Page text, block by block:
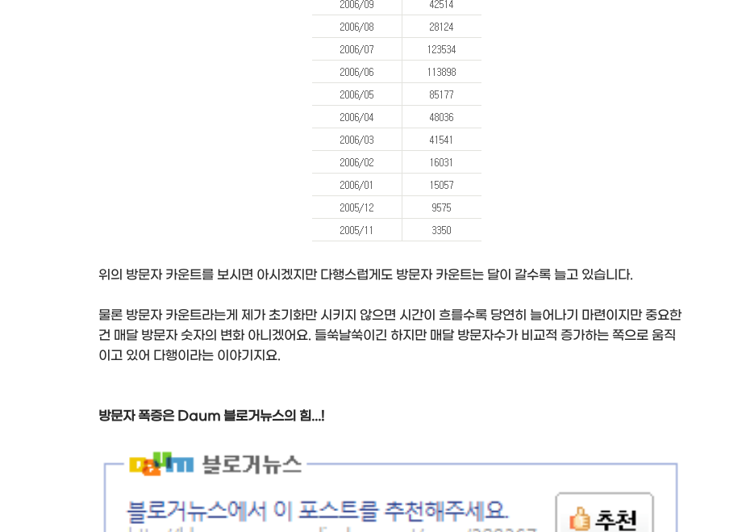
위의 방문자 카운트를 보시면 아시겠지만 다행스럽게도 방문자 카운트는 달이 갈수록 늘고 있습니다.
물론 방문자 카운트라는게 제가 초기화만 시키지 않으면 시간이 흐를수록 당연히 늘어나기 마련이지만 중요한
건 매달 방문자 숫자의 변화 아니겠어요. 들쑥날쑥이긴 하지만 매달 방문자수가 비교적 증가하는 쪽으로 움직
이고 있어 다행이라는 이야기지요.
방문자 폭증은 Daum 블로거뉴스의 힘...!